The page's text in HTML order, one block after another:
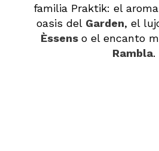
familia Praktik: el
oasis del Garden, el
Èssens o el encanto
Rambla.